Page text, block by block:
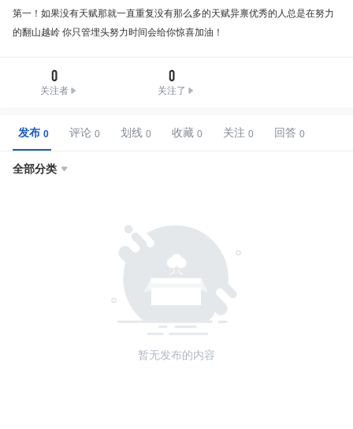
第一！如果没有天赋那就一直重复没有那么多的天赋异禀优秀的人总是在努力
的翻山越岭 你只管埋头努力时间会给你惊喜加油！
0
关注者
0
关注了
发布 评论 划线 收藏 关注 回答
全部分类 
暂无发布的内容